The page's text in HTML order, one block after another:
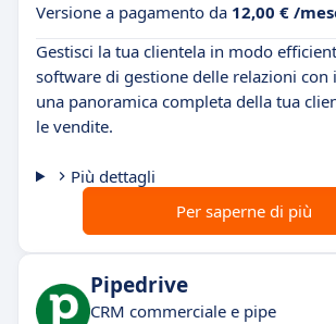
Versione a pagamento da 12,00 € /
Gestisci la tua clientela in modo
software di gestione delle relazioni con
una panoramica completa della tua
le vendite.
Più dettagli
Per saperne di più
Pipedrive
CRM commerciale e pipe